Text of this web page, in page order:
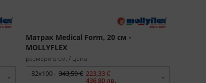
Матрак Medical Form, 20 см -
MOLLYFLEX
размери в см. / цена
82x190 - 343,59 € 223,33 €
436,80 лв.